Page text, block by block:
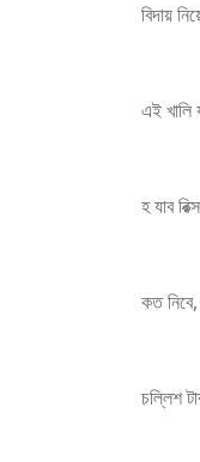
বিদায়
এই খালি
হ যাব
কত নিবে,
চল্লিশ